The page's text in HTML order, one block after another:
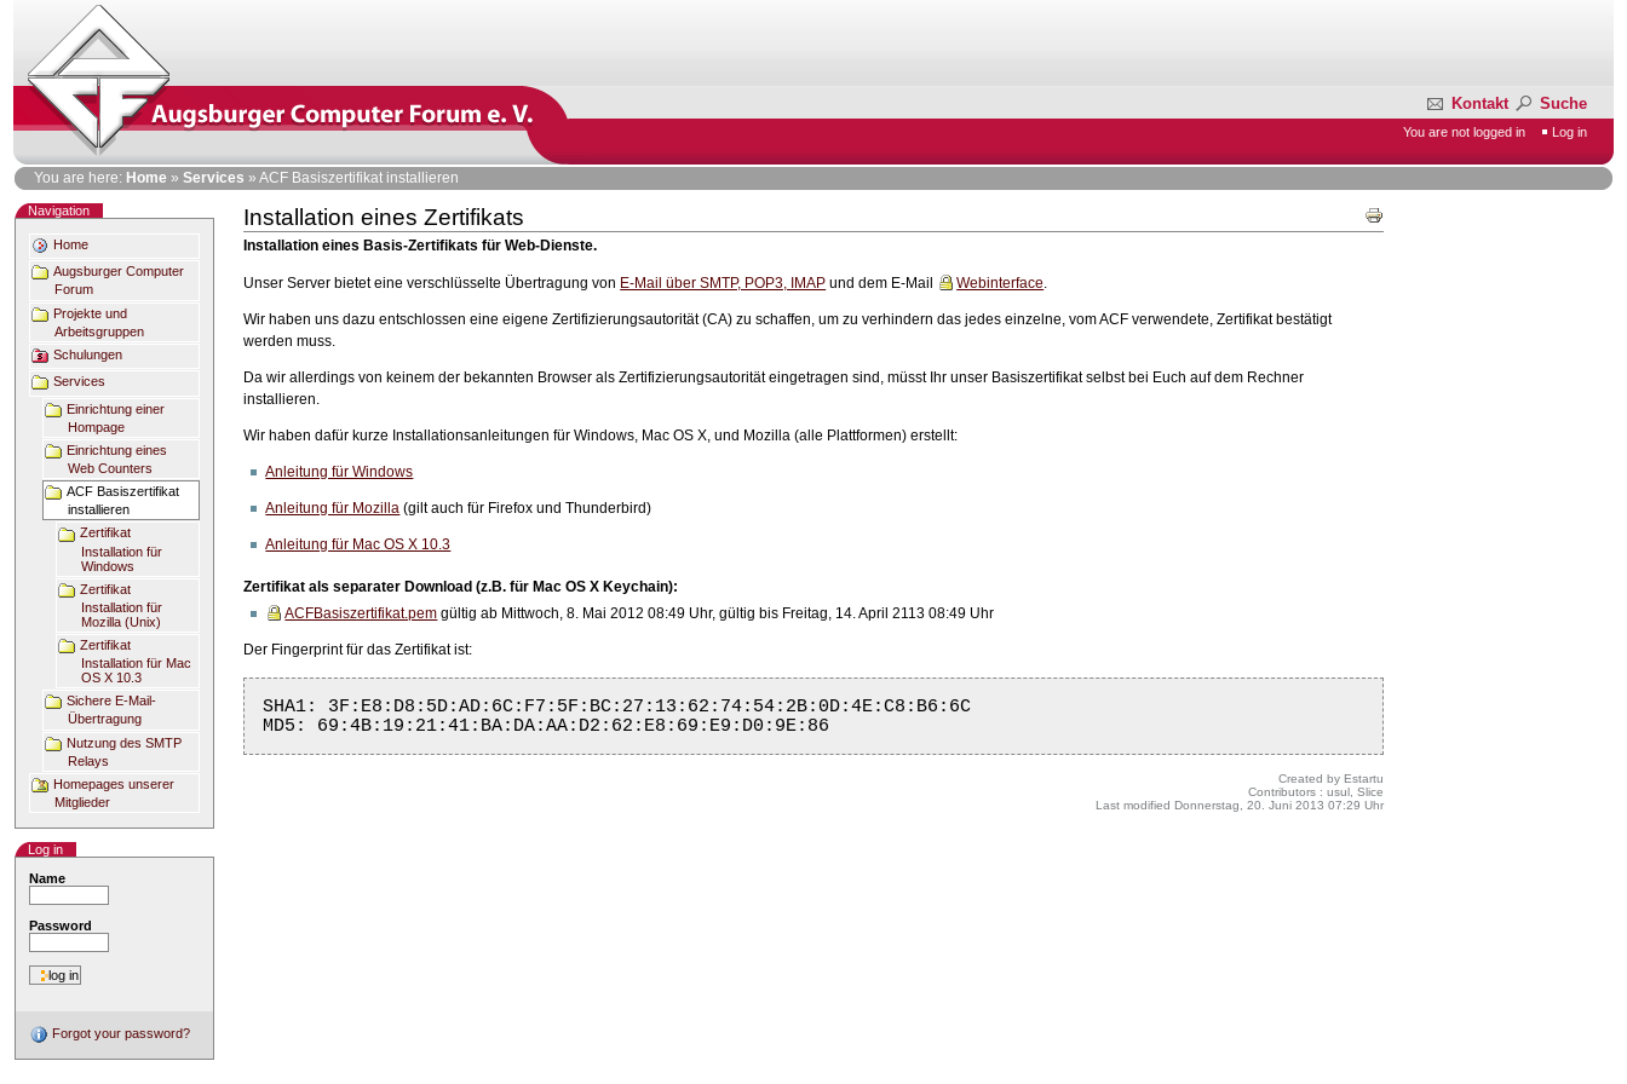
Kontakt Suche
Personal
tools
You are not logged in Log in
You are here: Home » Services »ACF Basiszertifikat installieren
Navigation
Home
Augsburger Computer
Forum
Projekte und
Arbeitsgruppen
Schulungen
Services
Einrichtung einer
Hompage
Einrichtung eines
Web Counters
ACF Basiszertifikat
installieren
Zertifikat
Installation für
Windows
Zertifikat
Installation für
Mozilla (Unix)
Zertifikat
Installation für Mac
OS X 10.3
Sichere E-Mail-
Übertragung
Nutzung des SMTP
Relays
Homepages unserer
Mitglieder
Log in
Name
Password
Forgot your password?
Installation eines Zertifikats
Document
Actions
Installation eines Basis-Zertifikats für Web-Dienste.
Unser Server bietet eine verschlüsselte Übertragung von E-Mail über SMTP, POP3, IMAP und dem E-Mail Webinterface
Wir haben uns dazu entschlossen eine eigene Zertifizierungsautorität (CA) zu schaffen, um zu verhindern das jedes einzelne, vom ACF verwendete, Zertifikat bestätigt
werden muss.
Da wir allerdings von keinem der bekannten Browser als Zertifizierungsautorität eingetragen sind, müsst Ihr unser Basiszertifikat selbst bei Euch auf dem Rechner
installieren.
Wir haben dafür kurze Installationsanleitungen für Windows, Mac OS X, und Mozilla (alle Plattformen) erstellt:
Anleitung für Windows
Anleitung für Mozilla (gilt auch für Firefox und Thunderbird)
Anleitung für Mac OS X 10.3
Zertifikat als separater Download (z.B. für Mac OS X Keychain):
ACFBasiszertifikat.pem gültig ab Mittwoch, 8. Mai 2012 08:49 Uhr, gültig bis Freitag, 14. April 2113 08:49 Uhr
Der Fingerprint für das Zertifikat ist:
SHA1: 3F:E8:D8:5D:AD:6C:F7:5F:BC:27:13:62:74:54:2B:0D:4E:C8:B6:6C
Created by Estartu
Contributors : usul, Slice
Last modified Donnerstag, 20. Juni 2013 07:29 Uhr